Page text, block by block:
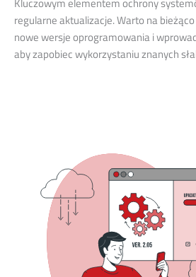
Kluczowym elementem ochrony
regularne aktualizacje. Warto na
nowe wersje oprogramowania i
aby zapobiec wykorzystaniu znanych